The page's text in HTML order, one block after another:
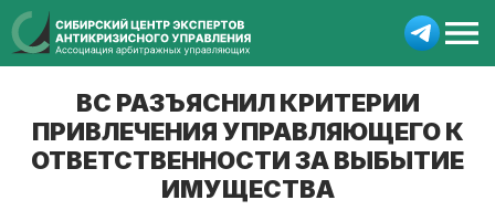
ВС РАЗЪЯСНИЛ КРИТЕРИИ
ПРИВЛЕЧЕНИЯ УПРАВЛЯЮЩЕГО К
ОТВЕТСТВЕННОСТИ ЗА ВЫБЫТИЕ
ИМУЩЕСТВА